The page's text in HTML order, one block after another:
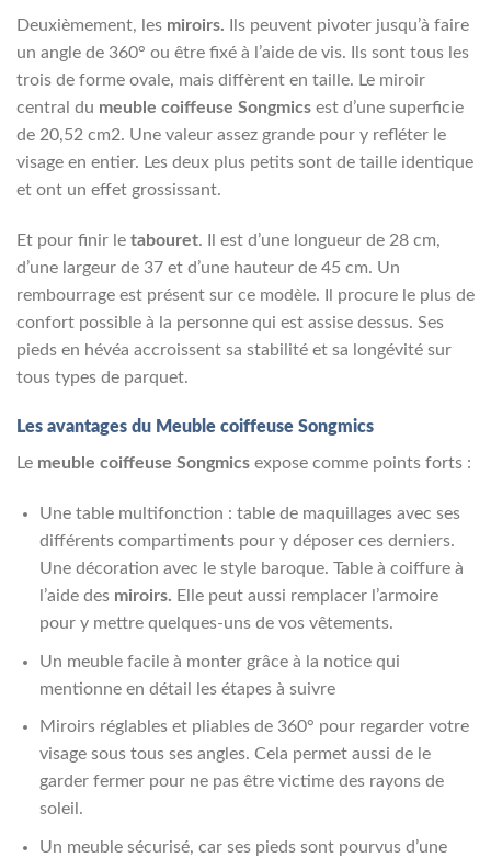
Deuxièmement, les miroirs. Ils peuvent pivoter jusqu’à faire
un angle de 360° ou être fixé à l’aide de vis. Ils sont tous les
trois de forme ovale, mais diffèrent en taille. Le miroir
central du meuble coiffeuse Songmics est d’une superficie
de 20,52 cm2. Une valeur assez grande pour y refléter le
visage en entier. Les deux plus petits sont de taille identique
et ont un effet grossissant.
Et pour finir le tabouret. Il est d’une longueur de 28 cm,
d’une largeur de 37 et d’une hauteur de 45 cm. Un
rembourrage est présent sur ce modèle. Il procure le plus de
confort possible à la personne qui est assise dessus. Ses
pieds en hévéa accroissent sa stabilité et sa longévité sur
tous types de parquet.
Les avantages du Meuble coiffeuse Songmics
Le meuble coiffeuse Songmics expose comme points forts :
Une table multifonction : table de maquillages avec ses
différents compartiments pour y déposer ces derniers.
Une décoration avec le style baroque. Table à coiffure à
l’aide des miroirs. Elle peut aussi remplacer l’armoire
pour y mettre quelques-uns de vos vêtements.
Un meuble facile à monter grâce à la notice qui
mentionne en détail les étapes à suivre
Miroirs réglables et pliables de 360° pour regarder votre
visage sous tous ses angles. Cela permet aussi de le
garder fermer pour ne pas être victime des rayons de
soleil.
Un meuble sécurisé, car ses pieds sont pourvus d’une